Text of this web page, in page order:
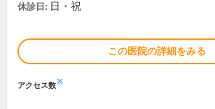
休診日: 日・祝
この医院の詳細をみる
アクセス数※